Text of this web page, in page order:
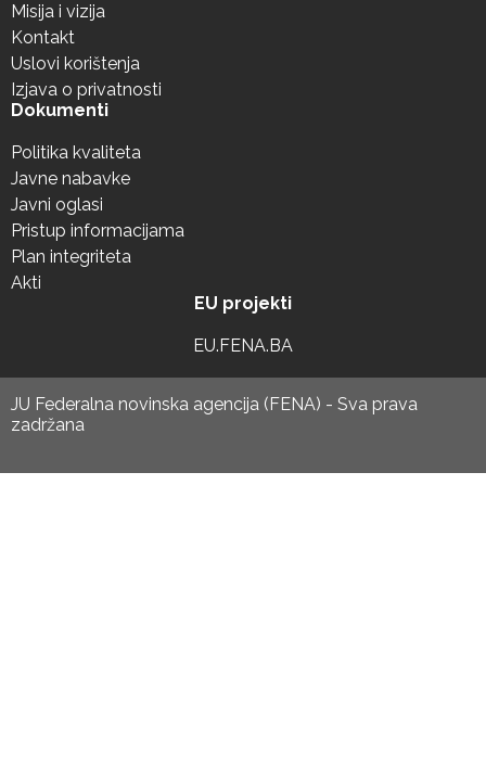
Misija i vizija
Kontakt
Uslovi korištenja
Izjava o privatnosti
Dokumenti
Politika kvaliteta
Javne nabavke
Javni oglasi
Pristup informacijama
Plan integriteta
Akti
EU projekti
EU.FENA.BA
JU Federalna novinska agencija (FENA) - Sva prava
zadržana